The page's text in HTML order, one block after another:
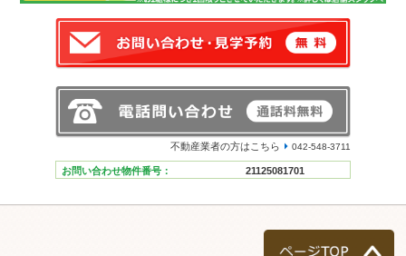
不動産業者の方はこちら 042-548-3711
お問い合わせ物件番号： 21125081701